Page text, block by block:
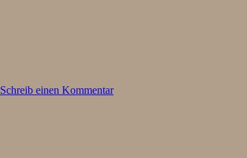
Schreib einen Kommentar